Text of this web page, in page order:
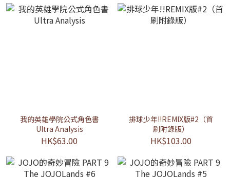
我的英雄學院公式角色書
Ultra Analysis
HK$63.00
排球少年!!REMIX版#2（首
刷附錄版）
HK$103.00